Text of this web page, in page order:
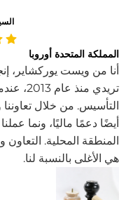
المملكة المتحدة أوروبا
أنا من ويست يوركشاير،
تريدي
التأسيس. من خلال
أيضًا دعمًا ماليًا، ونما
المنطقة المحلية.
هي الأغلى بالنسبة لنا.